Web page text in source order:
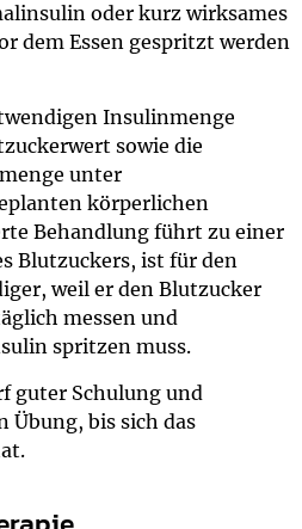
oder kurz wirksames
dem Essen gespritzt werden
Insulinmenge
sowie die
unter
körperlichen
Behandlung führt zu einer
Blutzuckers, ist für den
weil er den Blutzucker
messen und
spritzen muss.
guter Schulung und
Übung, bis sich das